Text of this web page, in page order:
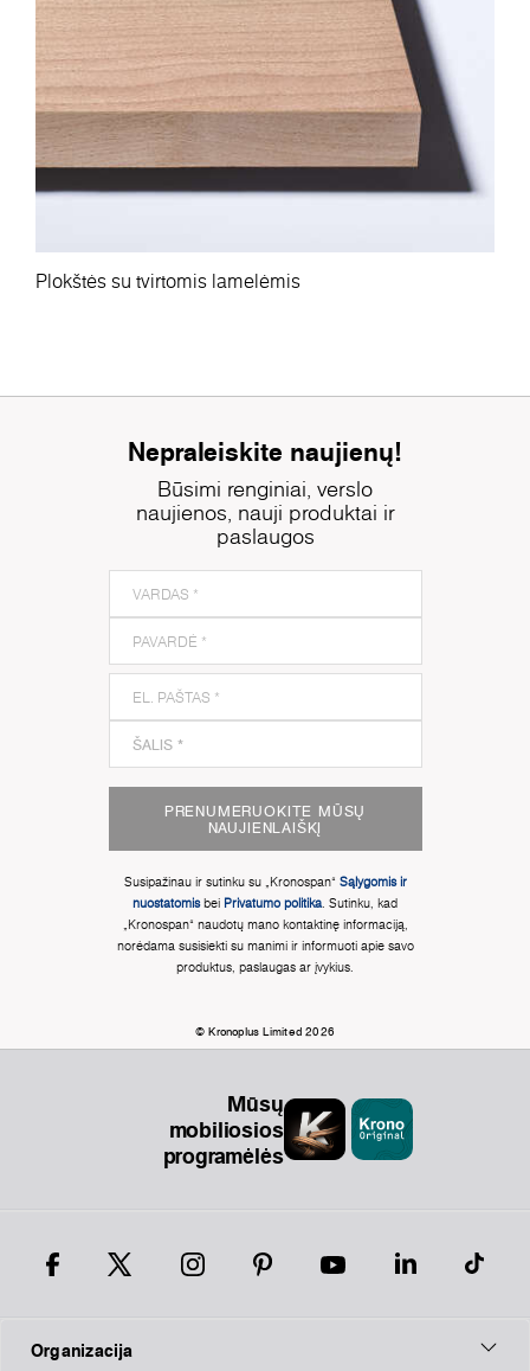
Plokštės su tvirtomis lamelėmis
Nepraleiskite naujienų!
Būsimi renginiai, verslo
naujienos, nauji produktai ir
paslaugos
PRENUMERUOKITE MŪSŲ
NAUJIENLAIŠKĮ
Susipažinau ir sutinku su „Kronospan“ Sąlygomis ir
nuostatomisbei Privatumo politika. Sutinku, kad
„Kronospan“ naudotų mano kontaktinę informaciją,
norėdama susisiekti su manimi ir informuoti apie savo
produktus, paslaugas ar įvykius.
© Kronoplus Limited 2026
Mūsų
mobiliosios
programėlės
Organizacija